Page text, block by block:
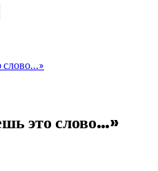
слово…»
это слово…»